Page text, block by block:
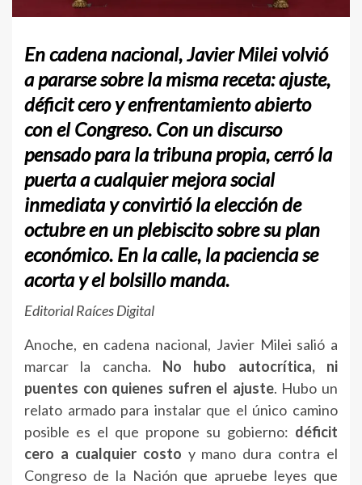
En cadena nacional, Javier Milei volvió
a pararse sobre la misma receta: ajuste,
déficit cero y enfrentamiento abierto
con el Congreso. Con un discurso
pensado para la tribuna propia, cerró la
puerta a cualquier mejora social
inmediata y convirtió la elección de
octubre en un plebiscito sobre su plan
económico. En la calle, la paciencia se
acorta y el bolsillo manda.
Editorial Raíces Digital
Anoche, en cadena nacional, Javier Milei salió a
marcar la cancha. No hubo autocrítica, ni
puentes con quienes sufren el ajuste. Hubo un
relato armado para instalar que el único camino
posible es el que propone su gobierno: déficit
cero a cualquier costo y mano dura contra el
Congreso de la Nación que apruebe leyes que